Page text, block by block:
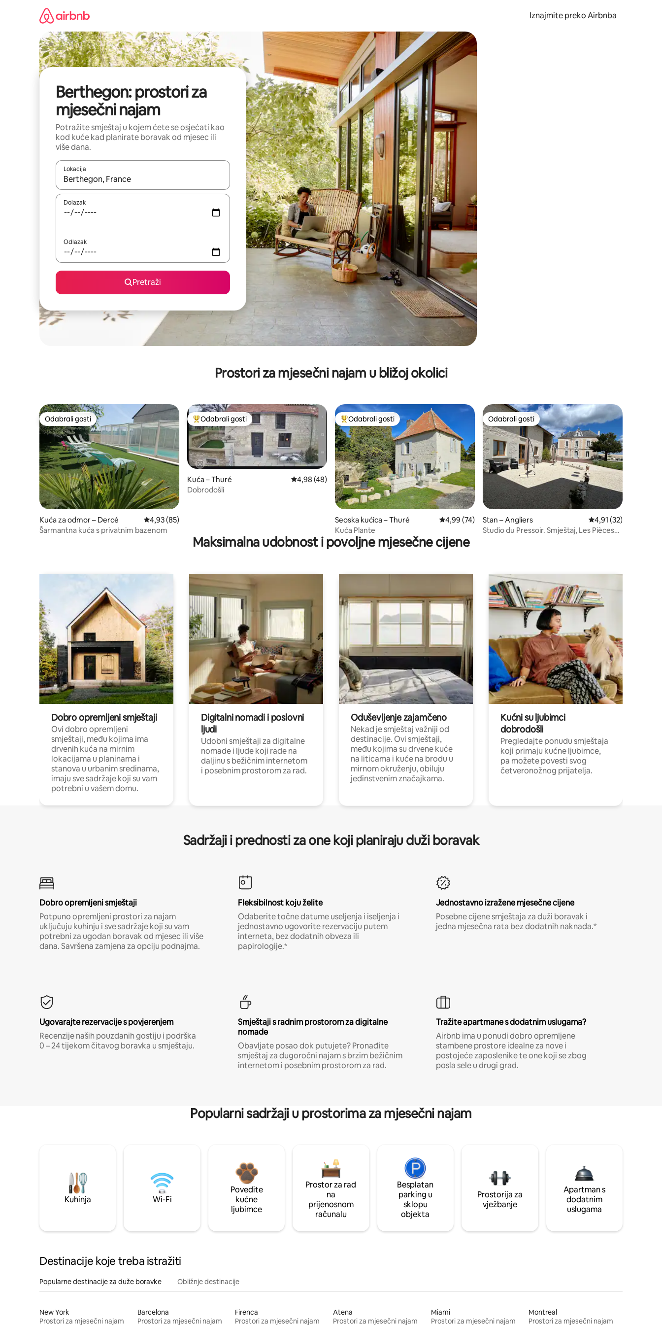
Iznajmite preko Airbnba
Berthegon: prostori za
mjesečni najam
Potražite smještaj u kojem ćete se osjećati kao
kod kuće kad planirate boravak od mjesec ili
više dana.
Lokacija
Kada budu dostupni rezultati, moći ćete ih pregledati koristeći se strelicama prema gore i prema dolje, kao i dodirom ili prelaskom prstom po zaslonu.
Dolazak
Odlazak
Pretraži
Prostori za mjesečni najam u bližoj okolici
Odabrali gosti
Odabrali gosti
Kuća za odmor – Dercé Prosječna ocjena: 4,93/5, recenzija: 85
4,93 (85)
Šarmantna kuća s privatnim bazenom
Među najviše rangiranima s oznakom „Odabrali gosti”
Odabrali gosti
Kuća – Thuré Prosječna ocjena: 4,98/5, recenzija: 48
4,98 (48)
Dobrodošli
Među najviše rangiranima s oznakom „Odabrali gosti”
Odabrali gosti
Seoska kućica – Thuré Prosječna ocjena: 4,99/5, recenzija: 74
4,99 (74)
Kuća Plante
Odabrali gosti
Odabrali gosti
Stan – Angliers Prosječna ocjena:
4,91 (32)
Studio du Pressoir. Smještaj, Les Pièces
Maksimalna udobnost i povoljne mjesečne cijene
Dobro opremljeni smještaji
Ovi dobro opremljeni
smještaji, među kojima ima
drvenih kuća na mirnim
lokacijama u planinama i
stanova u urbanim sredinama,
imaju sve sadržaje koji su vam
potrebni u vašem domu.
Digitalni nomadi i poslovni
ljudi
Udobni smještaji za digitalne
nomade i ljude koji rade na
daljinu s bežičnim internetom
i posebnim prostorom za rad.
Oduševljenje zajamčeno
Nekad je smještaj važniji od
destinacije. Ovi smještaji,
među kojima su drvene kuće
na liticama i kuće na brodu u
mirnom okruženju, obiluju
jedinstvenim značajkama.
Kućni su ljubimci
dobrodošli
Pregledajte ponudu smještaja
koji primaju kućne ljubimce,
pa možete povesti svog
četveronožnog prijatelja.
Sadržaji i prednosti za one koji planiraju duži boravak
Dobro opremljeni smještaji
Potpuno opremljeni prostori za najam
uključuju kuhinju i sve sadržaje koji su vam
potrebni za ugodan boravak od mjesec ili više
dana. Savršena zamjena za opciju podnajma.
Fleksibilnost koju želite
Odaberite točne datume useljenja i iseljenja i
jednostavno ugovorite rezervaciju putem
interneta, bez dodatnih obveza ili
papirologije.*
Jednostavno izražene mjesečne cijene
Posebne cijene smještaja za duži boravak i
jedna mjesečna rata bez dodatnih naknada.*
Ugovarajte rezervacije s povjerenjem
Recenzije naših pouzdanih gostiju i podrška
0 – 24 tijekom čitavog boravka u smještaju.
Smještaji s radnim prostorom za digitalne
nomade
Obavljate posao dok putujete? Pronađite
smještaj za dugoročni najam s brzim bežičnim
internetom i posebnim prostorom za rad.
Tražite apartmane s dodatnim uslugama?
Airbnb ima u ponudi dobro opremljene
stambene prostore idealne za nove i
postojeće zaposlenike te one koji se zbog
posla sele u drugi grad.
Popularni sadržaji u prostorima za mjesečni najam
Kuhinja Wi-Fi
Povedite
kućne
ljubimce
Prostor za rad
na
prijenosnom
računalu
Besplatan
parking u
sklopu
objekta
Prostorija za
vježbanje
Apartman s
dodatnim
uslugama
Destinacije koje treba istražiti
Popularne destinacije za duže boravke Obližnje destinacije
New York
Prostori za mjesečni najam
Barcelona
Prostori za mjesečni najam
Firenca
Prostori za mjesečni najam
Atena
Prostori za mjesečni najam
Miami
Prostori za mjesečni najam
Montreal
Prostori za mjesečni najam